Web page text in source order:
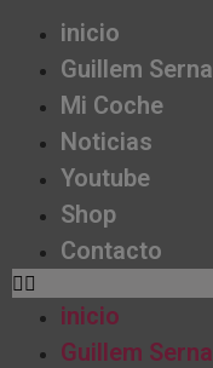
inicio
Guillem Serna
Mi Coche
Noticias
Youtube
Shop
Contacto
inicio
Guillem Serna